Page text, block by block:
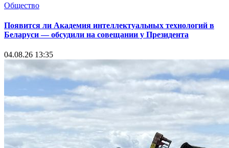
Общество
Появится ли Академия интеллектуальных технологий в
Беларуси — обсудили на совещании у Президента
04.08.26 13:35